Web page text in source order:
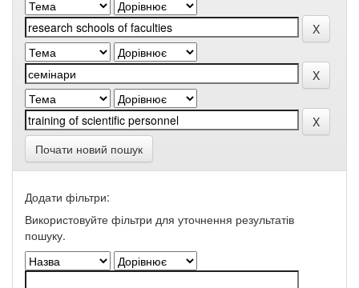
Почати новий пошук
Додати фільтри:
Використовуйте фільтри для уточнення результатів
пошуку.